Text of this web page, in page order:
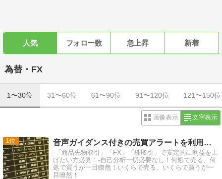
人気 フォロー数 急上昇 新着
為替・FX
1〜30位 31〜60位 61〜90位 91〜120位 121〜150位
画像表示 文字表示
1 音声ガイダンス付きの売買アラートを利用して楽々トレード！
-「商品先物取引」「FX」「株取引」で安定的に利益を上
げたい方必見！-自己分析一切必要なし！何処で売る、何
処で買うが一目瞭然！いくらで売る、いくらで買うが一
目瞭然！